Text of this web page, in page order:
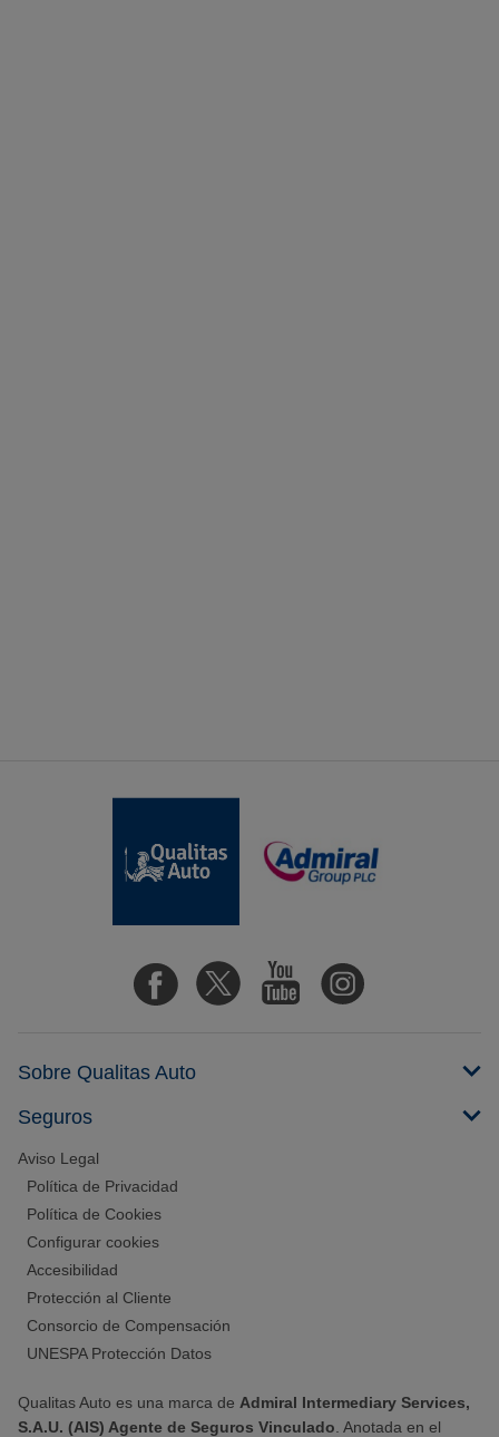
Sobre Qualitas Auto
Seguros
Aviso Legal
Política de Privacidad
Política de Cookies
Configurar cookies
Accesibilidad
Protección al Cliente
Consorcio de Compensación
UNESPA Protección Datos
Qualitas Auto es una marca de Admiral Intermediary Services,
S.A.U. (AIS) Agente de Seguros Vinculado . Anotada en el